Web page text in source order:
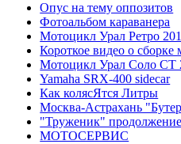
Опус на тему оппозитов
Фотоальбом караванера
Мотоцикл Урал Ретро
Короткое видео о сборке
Мотоцикл Урал Соло СТ
Yamaha SRX-400 sidecar
Как колясЯтся Литры
Москва-Астрахань
"Труженик" продолжение
МОТОСЕРВИС